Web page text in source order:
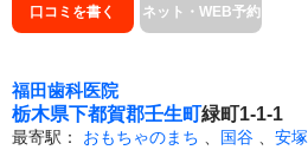
口コミを書く ネット・WEB予約
福田歯科医院
栃木県下都賀郡壬生町緑町1-1-1
最寄駅： おもちゃのまち 国谷 安塚